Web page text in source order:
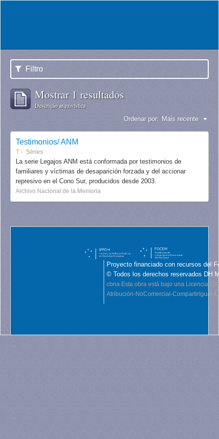
Filtro
Mostrar 1 resultados
Descrição arquivística
Ordenar por: Mais recente
Testimonios/ ANM
T Séries
La serie Legajos ANM está conformada por testimonios de
familiares y víctimas de desaparición forzada y del accionar
represivo en el Cono Sur, producidos desde 2003.
Archivo Nacional de la Memoria
Proyecto financiado con recursos del
© Todos los derechos reservados DH
cbna Esta obra está bajo una Licencia
Atribución-NoComercial-CompartirIgual